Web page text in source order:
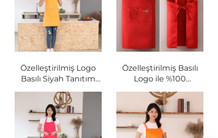
Özelleştirilmiş Logo
Basılı Siyah Tanıtım
Amaçlı Su Geçirmez
Polyester Mutfak
Pişirme Şefi Önlükleri,
İki Cep İçerir
Özelleştirilmiş Basılı
Logo ile %100
Polyester Üniforma
Mutfak Pişirme Şefi
Önlüğü, Tırnak
Teknisyenleri, Salon,
Berberlik İşleri,